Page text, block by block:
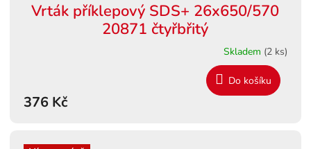
Vrták příklepový SDS+ 26x650/570
20871 čtyřbřitý
Skladem (2 ks)
376 Kč
Do košíku